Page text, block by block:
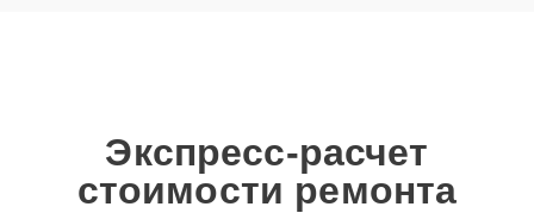
Экспресс-расчет
стоимости ремонта